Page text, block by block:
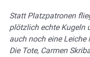
Statt Platzpatronen
plötzlich echte Kugeln
auch noch eine Leiche
Die Tote, Carmen